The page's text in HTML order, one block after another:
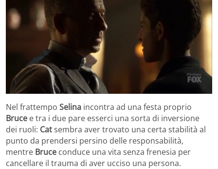
Nel frattempo Selina incontra ad una festa proprio
Bruce e tra i due pare esserci una sorta di inversione
dei ruoli: Catsembra aver trovato una certa stabilità al
punto da prendersi persino delle responsabilità,
mentre Bruce conduce una vita senza frenesia per
cancellare il trauma di aver ucciso una persona.